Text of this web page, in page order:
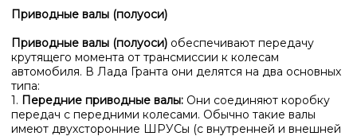
Приводные валы (полуоси)
Приводные валы (полуоси) обеспечивают передачу
крутящего момента от трансмиссии к колесам
автомобиля. В Лада Гранта они делятся на два основных
типа:
1. Передние приводные валы: Они соединяют коробку
передач с передними колесами. Обычно такие валы
имеют двухсторонние ШРУСы (с внутренней и внешней